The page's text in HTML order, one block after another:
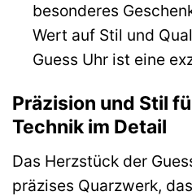
besonderes
Wert auf Stil und
Guess Uhr ist eine
Präzision und Stil
Technik im Detail
Das Herzstück der
präzises Quarzwerk,